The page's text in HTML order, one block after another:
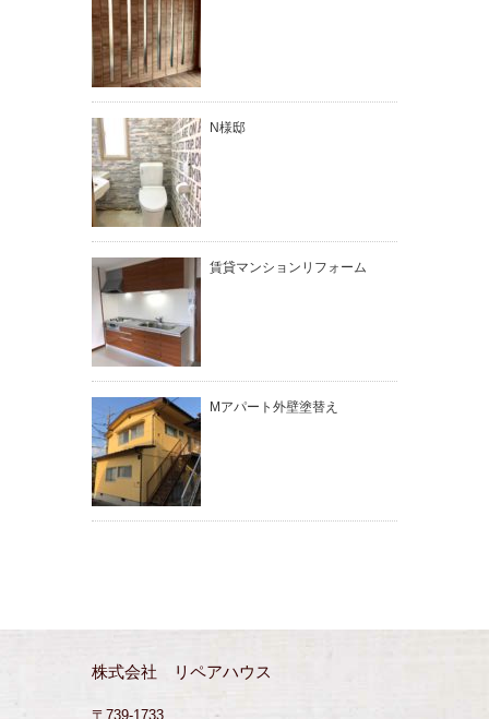
N様邸
賃貸マンションリフォーム
Mアパート外壁塗替え
株式会社 リペアハウス
〒739-1733